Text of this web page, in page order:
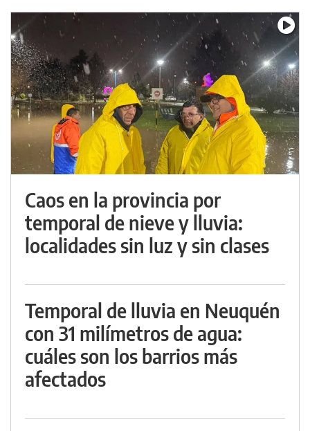
Caos en la provincia por
temporal de nieve y lluvia:
localidades sin luz y sin clases
Temporal de lluvia en Neuquén
con 31 milímetros de agua:
cuáles son los barrios más
afectados